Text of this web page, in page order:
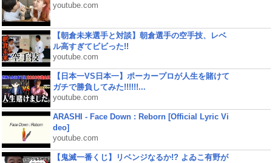
youtube.com
【朝倉未来選手と対談】朝倉選手の空手技、レベ
ル高すぎてビビった!!
youtube.com
【日本一VS日本一】ポーカープロが人生を賭けて
ガチで勝負してみた!!!!!!...
youtube.com
ARASHI - Face Down : Reborn [Official Lyric Vi
deo]
youtube.com
【鬼滅一番くじ】リベンジなるか!? よゐこ有野が